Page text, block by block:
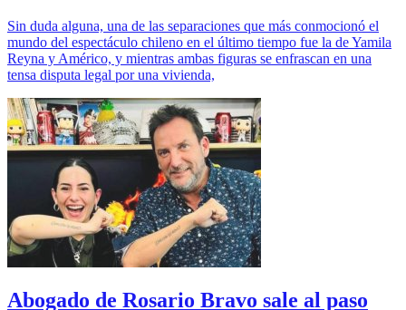
Sin duda alguna, una de las separaciones que más conmocionó el
mundo del espectáculo chileno en el último tiempo fue la de Yamila
Reyna y Américo, y mientras ambas figuras se enfrascan en una
tensa disputa legal por una vivienda,
Abogado de Rosario Bravo sale al paso